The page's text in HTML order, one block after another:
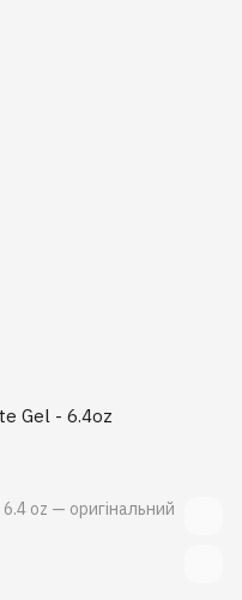
Gel - 6.4oz